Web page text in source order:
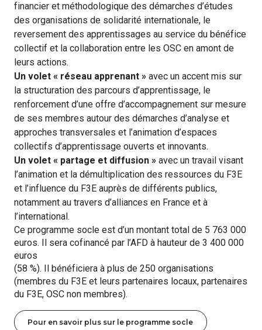
financier et méthodologique des démarches d’études
des organisations de solidarité internationale, le
reversement des apprentissages au service du bénéfice
collectif et la collaboration entre les OSC en amont de
leurs actions.
Un volet « réseau apprenant » avec un accent mis sur
la structuration des parcours d’apprentissage, le
renforcement d’une offre d’accompagnement sur mesure
de ses membres autour des démarches d’analyse et
approches transversales et l’animation d’espaces
collectifs d’apprentissage ouverts et innovants.
Un volet « partage et diffusion » avec un travail visant
l’animation et la démultiplication des ressources du F3E
et l’influence du F3E auprès de différents publics,
notamment au travers d’alliances en France et à
l’international.
Ce programme socle est d’un montant total de 5 763 000
euros. Il sera cofinancé par l’AFD à hauteur de 3 400 000
euros
(58 %). Il bénéficiera à plus de 250 organisations
(membres du F3E et leurs partenaires locaux, partenaires
du F3E, OSC non membres).
Pour en savoir plus sur le programme socle